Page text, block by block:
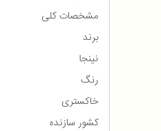
مشخصات کلی
برند
نینجا
رنگ
خاکستری
کشور سازنده